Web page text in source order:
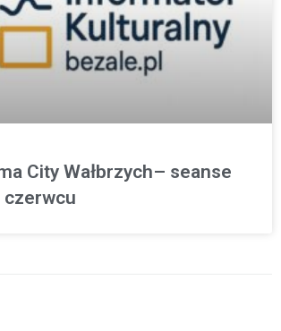
City Wałbrzych– seanse